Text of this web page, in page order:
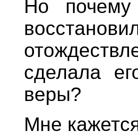
Но почему
сделала
веры?
Мне